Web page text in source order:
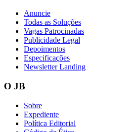
Vasco
Anuncie
Todas as Soluções
Vagas Patrocinadas
Publicidade Legal
Depoimentos
Especificações
Newsletter Landing
O JB
Sobre
Expediente
Política Editorial